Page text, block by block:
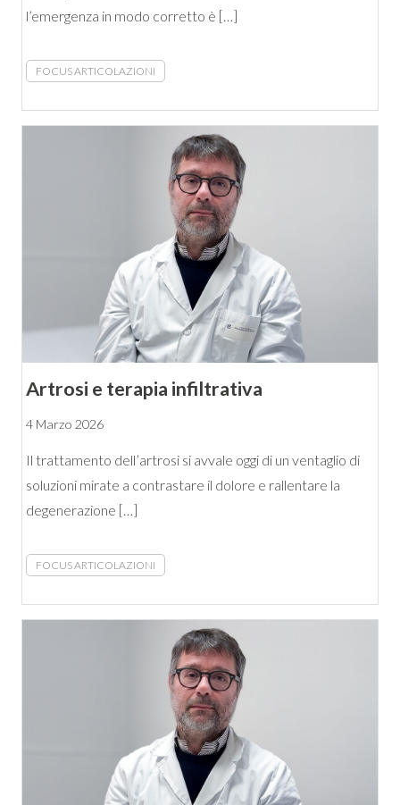
l’emergenza in modo corretto è […]
FOCUS ARTICOLAZIONI
Artrosi e terapia infiltrativa
4 Marzo 2026
Il trattamento dell’artrosi si avvale oggi di un ventaglio di
soluzioni mirate a contrastare il dolore e rallentare la
degenerazione […]
FOCUS ARTICOLAZIONI